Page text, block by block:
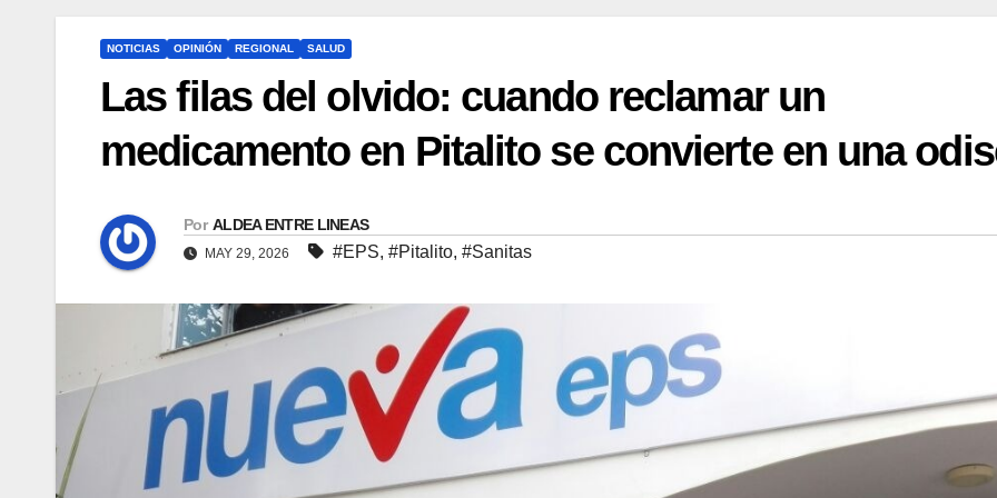
NOTICIAS OPINIÓN REGIONAL SALUD
Las filas del olvido: cuando reclamar un
medicamento en Pitalito se convierte en una
Por ALDEA ENTRE LINEAS
MAY 29, 2026 #EPS, #Pitalito, #Sanitas